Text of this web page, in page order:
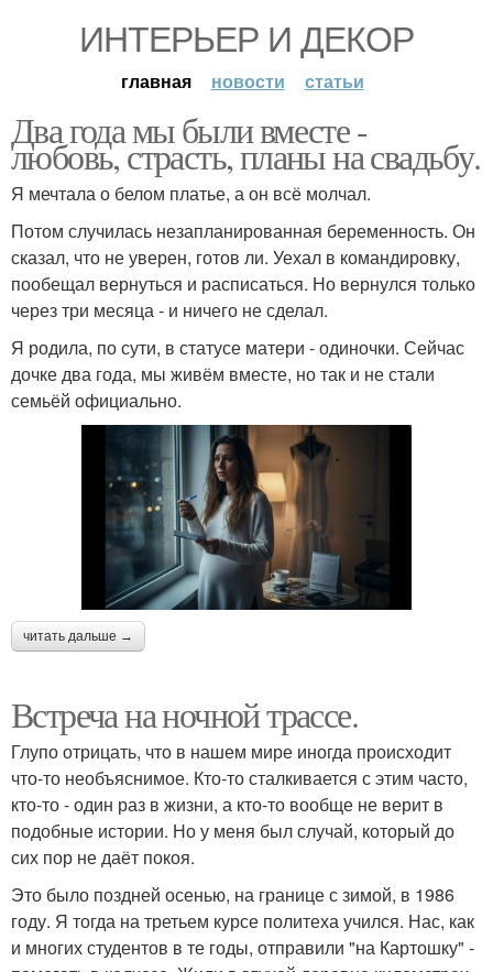
ИНТЕРЬЕР И ДЕКОР
главная новости статьи
Два года мы были вместе -
любовь, страсть, планы на свадьбу.
Я мечтала о белом платье, а он всё молчал.
Потом случилась незапланированная беременность. Он
сказал, что не уверен, готов ли. Уехал в командировку,
пообещал вернуться и расписаться. Но вернулся только
через три месяца - и ничего не сделал.
Я родила, по сути, в статусе матери - одиночки. Сейчас
дочке два года, мы живём вместе, но так и не стали
семьёй официально.
читать дальше →
Встреча на ночной трассе.
Глупо отрицать, что в нашем мире иногда происходит
что-то необъяснимое. Кто-то сталкивается с этим часто,
кто-то - один раз в жизни, а кто-то вообще не верит в
подобные истории. Но у меня был случай, который до
сих пор не даёт покоя.
Это было поздней осенью, на границе с зимой, в 1986
году. Я тогда на третьем курсе политеха учился. Нас, как
и многих студентов в те годы, отправили "на Картошку" -